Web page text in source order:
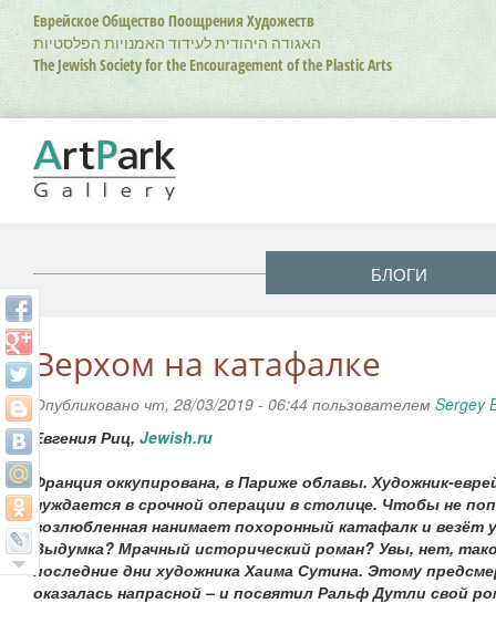
Перейти
основному
содержанию
Еврейское Общество Поощрения Художеств
האגודה היהודית לעידוד האמנויות הפלסטיות
The Jewish Society for the Encouragement of the Plastic Arts
БЛОГИ
Верхом на катафалке
Опубликовано чт, 28/03/2019 - 06:44 пользователем Sergey
Евгения Риц, Jewish.ru
Франция оккупирована, в Париже облавы. Художник-
нуждается в срочной операции в столице. Чтобы не
возлюбленная нанимает похоронный катафалк и везёт
Выдумка? Мрачный исторический роман? Увы, нет,
последние дни художника Хаима Сутина. Этому
оказалась напрасной – и посвятил Ральф Дутли свой